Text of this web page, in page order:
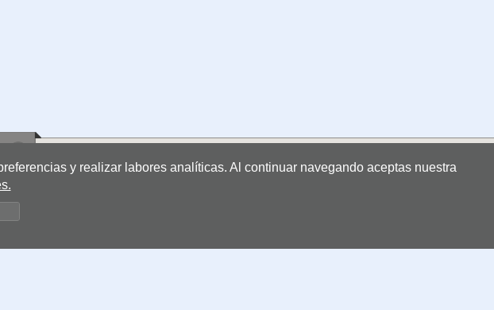
y realizar labores analíticas. Al continuar navegando aceptas nuestra
Instituto de Otología García-Ibáñez